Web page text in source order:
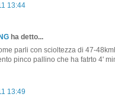
13:44
ha detto...
parli con scioltezza di 47-
pinco pallino che ha fatrto 4'
13:49